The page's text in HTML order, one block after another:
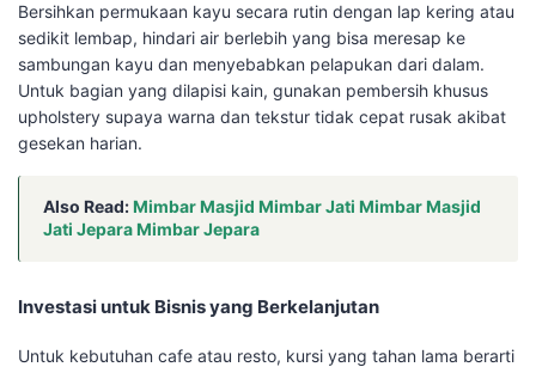
Bersihkan permukaan kayu secara rutin dengan lap kering atau
sedikit lembap, hindari air berlebih yang bisa meresap ke
sambungan kayu dan menyebabkan pelapukan dari dalam.
Untuk bagian yang dilapisi kain, gunakan pembersih khusus
upholstery supaya warna dan tekstur tidak cepat rusak akibat
gesekan harian.
Also Read:Mimbar Masjid Mimbar Jati Mimbar Masjid
Jati Jepara Mimbar Jepara
Investasi untuk Bisnis yang Berkelanjutan
Untuk kebutuhan cafe atau resto, kursi yang tahan lama berarti